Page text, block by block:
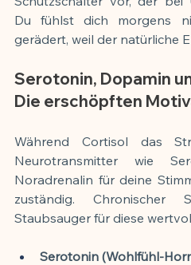
Du fühlst dich morgens
gerädert, weil der natürliche
Serotonin, Dopamin
Die erschöpften
Während Cortisol das
Neurotransmitter wie
Noradrenalin für deine
zuständig.
Staubsauger für diese
Serotonin (Wohlfühl-